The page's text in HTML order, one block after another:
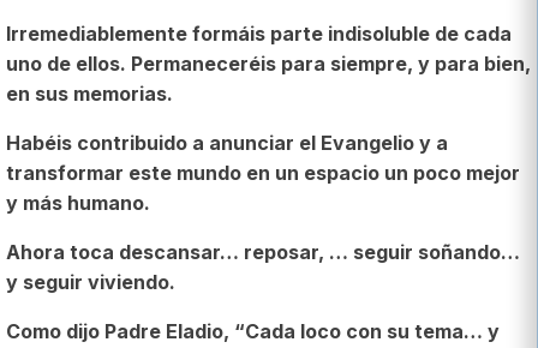
Irremediablemente formáis parte indisoluble de cada
uno de ellos. Permaneceréis para siempre, y para bien,
en sus memorias.
Habéis contribuido a anunciar el Evangelio y a
transformar este mundo en un espacio un poco mejor
y más humano.
Ahora toca descansar… reposar, … seguir soñando…
y seguir viviendo.
Como dijo Padre Eladio, “Cada loco con su tema… y